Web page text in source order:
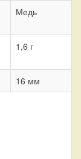
Медь
1,6 г
16 мм